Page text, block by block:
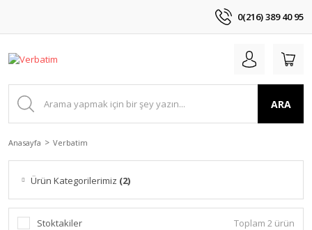
0(216) 389 40 95
ARA
Anasayfa Verbatim
Ürün Kategorilerimiz (2)
Stoktakiler Toplam 2 ürün